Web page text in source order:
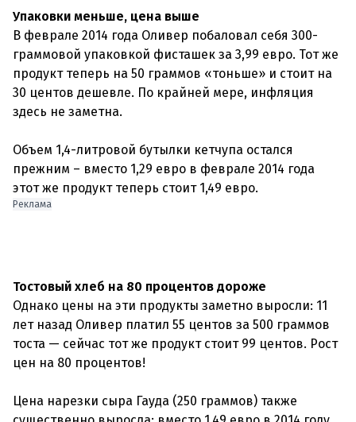
Упаковки меньше, цена выше
В феврале 2014 года Оливер побаловал себя 300-
граммовой упаковкой фисташек за 3,99 евро. Тот же
продукт теперь на 50 граммов «тоньше» и стоит на
30 центов дешевле. По крайней мере, инфляция
здесь не заметна.
Объем 1,4-литровой бутылки кетчупа остался
прежним – вместо 1,29 евро в феврале 2014 года
этот же продукт теперь стоит 1,49 евро.
Реклама
Тостовый хлеб на 80 процентов дороже
Однако цены на эти продукты заметно выросли: 11
лет назад Оливер платил 55 центов за 500 граммов
тоста — сейчас тот же продукт стоит 99 центов. Рост
цен на 80 процентов!
Цена нарезки сыра Гауда (250 граммов) также